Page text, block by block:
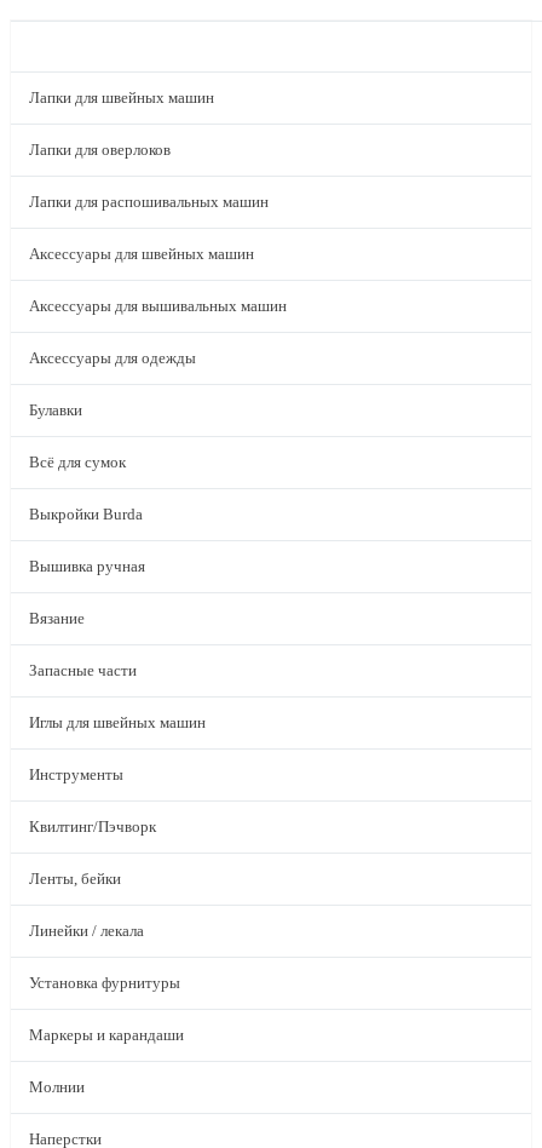
Лапки для швейных машин
Лапки для оверлоков
Лапки для распошивальных машин
Аксессуары для швейных машин
Аксессуары для вышивальных машин
Аксессуары для одежды
Булавки
Всё для сумок
Выкройки Burda
Вышивка ручная
Вязание
Запасные части
Иглы для швейных машин
Инструменты
Квилтинг/Пэчворк
Ленты, бейки
Линейки / лекала
Установка фурнитуры
Маркеры и карандаши
Молнии
Наперстки